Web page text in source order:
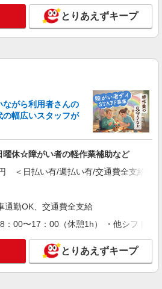
とりあえずキープ
がら利用者さんの
幅広いスタッフが
休☆障がい者の軽作業補助など
＜日払い有/週払い有/交通費全支給(ガ
通勤OK、交通費全支給
：00〜17：00（休憩1h） ・他シフト相
とりあえずキープ